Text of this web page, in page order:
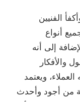
الفنيين
أنواع
إلى أنه
والأفكار
ويعتمد
من أجود وأحدث